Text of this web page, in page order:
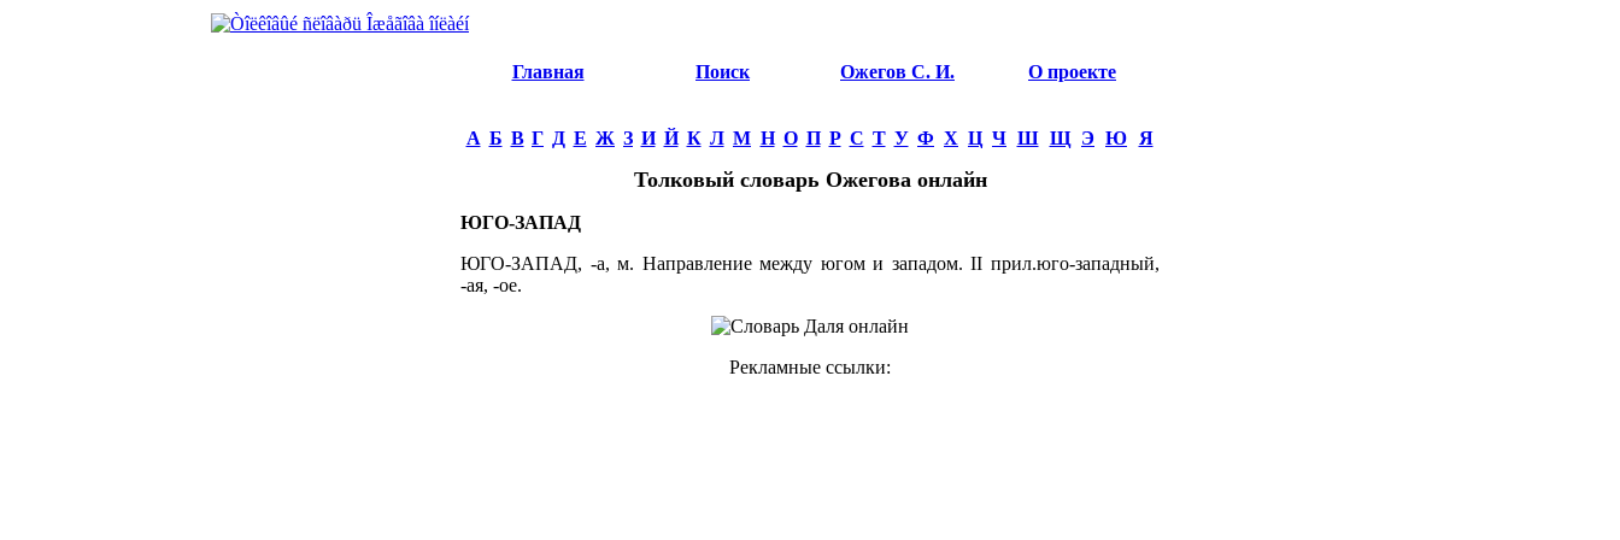
Главная Поиск Ожегов С. И. О проекте
А Б В Г Д Е Ж З И Й К Л М Н О П Р С Т У Ф Х Ц Ч Ш Щ Э Ю Я
Толковый словарь Ожегова онлайн
ЮГО-ЗАПАД
ЮГО-ЗАПАД, -а, м. Направление между югом и западом. II прил.юго-западный,
-ая, -ое.
Рекламные ссылки: